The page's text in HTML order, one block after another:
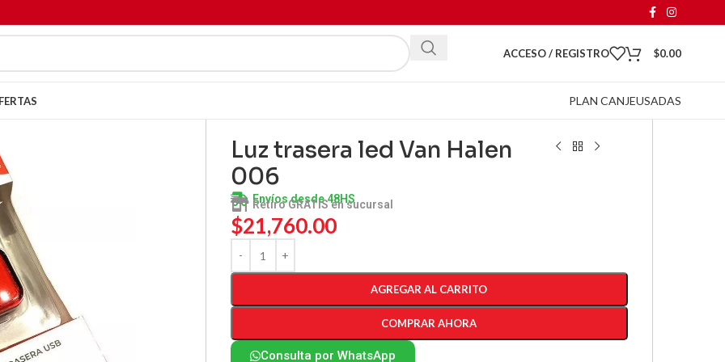
ACCESO / REGISTRO $0.00
PLAN CANJEUSADAS
Luz trasera led Van Halen
006
Envíos desde 48HS
Retiro GRATIS en sucursal
$21,760.00
AGREGAR AL CARRITO
COMPRAR AHORA
Consulta por WhatsApp